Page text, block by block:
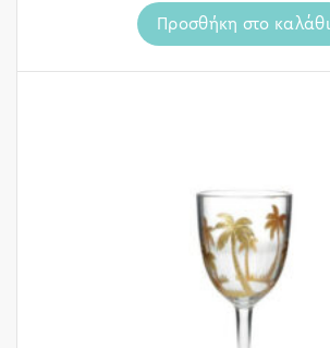
Προσθήκη στο καλάθι